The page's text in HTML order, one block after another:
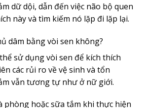
dữ dội, dẫn đến việc não bộ quen
này và tìm kiếm nó lặp đi lặp lại.
dâm bằng vòi sen không?
sử dụng vòi sen để kích thích
các rủi ro về vệ sinh và tổn
vẫn tương tự như ở nữ giới.
phòng hoặc sữa tắm khi thực hiện